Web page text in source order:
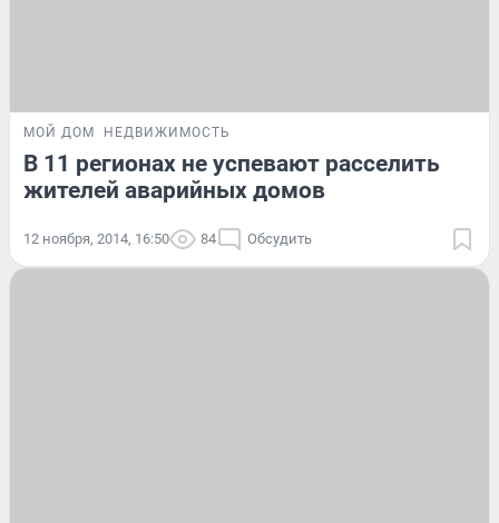
МОЙ ДОМ НЕДВИЖИМОСТЬ
В 11 регионах не успевают расселить
жителей аварийных домов
12 ноября, 2014, 16:50 84 Обсудить